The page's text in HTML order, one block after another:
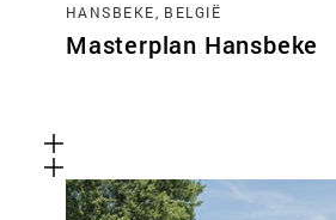
HANSBEKE, BELGIË
Masterplan Hansbeke